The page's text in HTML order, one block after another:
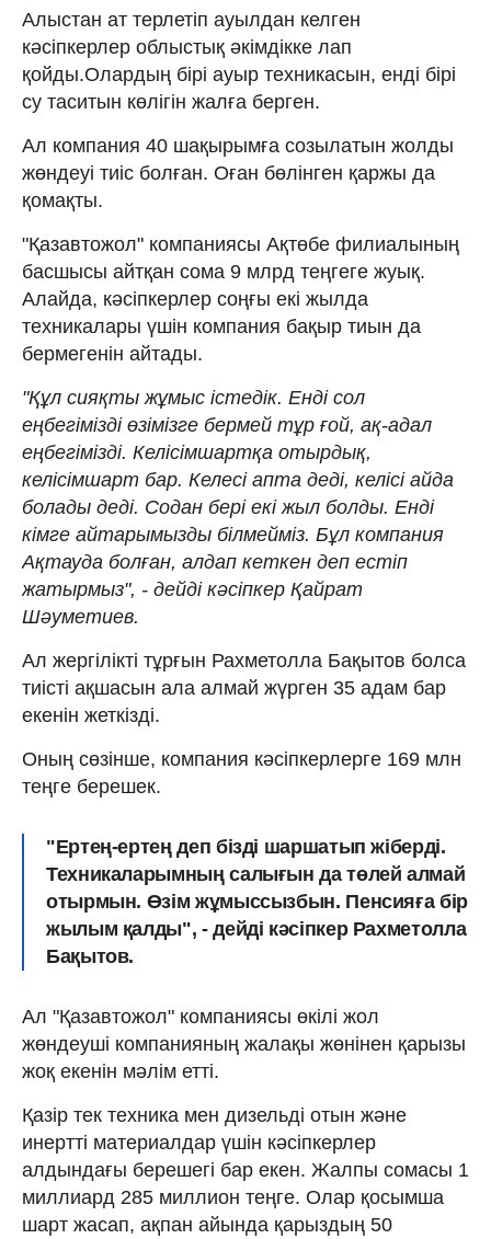
Алыстан ат терлетіп ауылдан келген
кәсіпкерлер облыстық әкімдікке лап
қойды.Олардың бірі ауыр техникасын, енді бірі
су таситын көлігін жалға берген.
Ал компания 40 шақырымға созылатын жолды
жөндеуі тиіс болған. Оған бөлінген қаржы да
қомақты.
"Қазавтожол" компаниясы Ақтөбе филиалының
басшысы айтқан сома 9 млрд теңгеге жуық.
Алайда, кәсіпкерлер соңғы екі жылда
техникалары үшін компания бақыр тиын да
бермегенін айтады.
"Құл сияқты жұмыс істедік. Енді сол
еңбегімізді өзімізге бермей тұр ғой, ақ-адал
еңбегімізді. Келісімшартқа отырдық,
келісімшарт бар. Келесі апта деді, келісі айда
болады деді. Содан бері екі жыл болды. Енді
кімге айтарымызды білмейміз. Бұл компания
Ақтауда болған, алдап кеткен деп естіп
жатырмыз", - дейді кәсіпкер Қайрат
Шәуметиев.
Ал жергілікті тұрғын Рахметолла Бақытов болса
тиісті ақшасын ала алмай жүрген 35 адам бар
екенін жеткізді.
Оның сөзінше, компания кәсіпкерлерге 169 млн
теңге берешек.
"Ертең-ертең деп бізді шаршатып жіберді.
Техникаларымның салығын да төлей алмай
отырмын. Өзім жұмыссызбын. Пенсияға бір
жылым қалды", - дейді кәсіпкер Рахметолла
Бақытов.
Ал "Қазавтожол" компаниясы өкілі жол
жөндеуші компанияның жалақы жөнінен қарызы
жоқ екенін мәлім етті.
Қазір тек техника мен дизельді отын және
инертті материалдар үшін кәсіпкерлер
алдындағы берешегі бар екен. Жалпы сомасы 1
миллиард 285 миллион теңге. Олар қосымша
шарт жасап, ақпан айында қарыздың 50